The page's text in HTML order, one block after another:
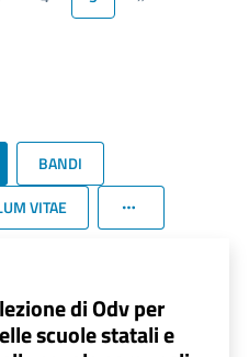
BANDI
VITAE
di Odv per
scuole statali e